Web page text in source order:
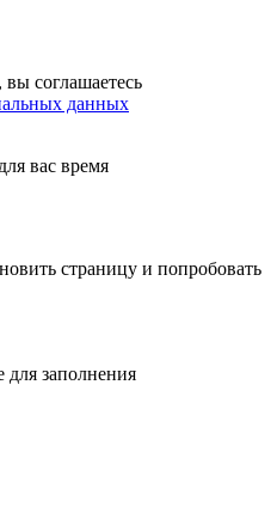
соглашаетесь
данных
вас время
страницу и попробовать
для заполнения